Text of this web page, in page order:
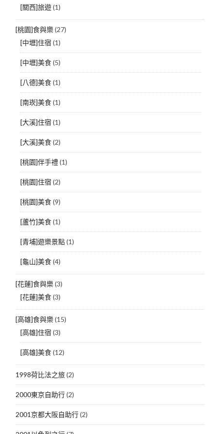
[關西]旅遊(1)
[桃園]食與樂(27)
[中壢]住宿 (1)
[中壢]美食(5)
[八德]美食(1)
[南崁]美食(1)
[大溪]住宿 (1)
[大溪]美食(2)
[桃園]伴手禮(1)
[桃園]住宿 (2)
[桃園]美食(9)
[蘆竹]美食(1)
[青埔]遊樂景點(1)
[龜山]美食(4)
[花蓮]食與樂(3)
[花蓮]美食(3)
[高雄]食與樂(15)
[高雄]住宿 (3)
[高雄]美食(12)
1998荷比法之旅(2)
2000東京自助行(2)
2001京都大阪自助行(2)